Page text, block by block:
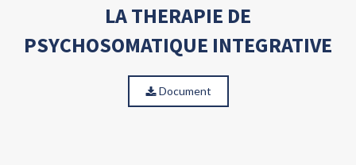
LA THERAPIE DE
PSYCHOSOMATIQUE INTEGRATIVE
Document